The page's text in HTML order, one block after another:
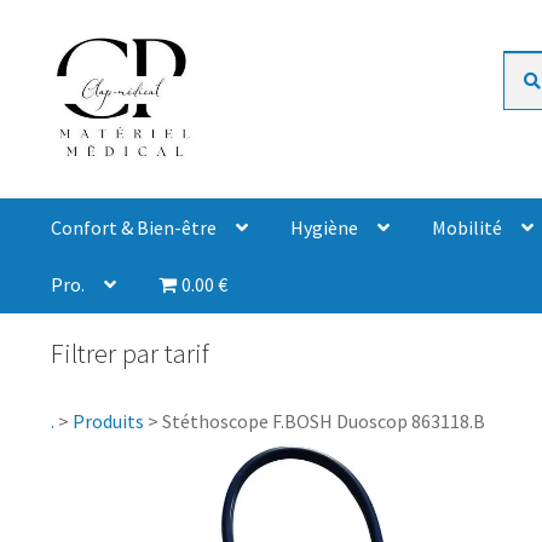
Confort & Bien-être Hygiène Mobilité
Pro. 0.00 €
Filtrer par tarif
. > Produits > Stéthoscope F.BOSH Duoscop 863118.B